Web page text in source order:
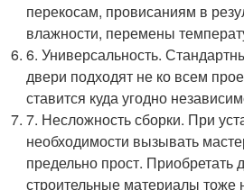
перекосам, провисаниям в
влажности, перемены
6. Универсальность.
двери подходят не ко всем
ставится куда угодно
7. Несложность сборки. При
необходимости вызывать
предельно прост. Приобретать
строительные материалы тоже